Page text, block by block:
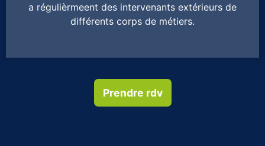
a régulièrmeent des intervenants extérieurs de
différents corps de métiers.
Prendre rdv